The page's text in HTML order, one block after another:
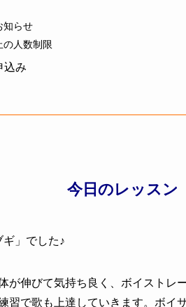
知らせ
の人数制限
込み
今日のレッスン
ギ 」でした♪
が伸びて気持ち良く、ボイストレ
習で歌も上達していきます。ボイ